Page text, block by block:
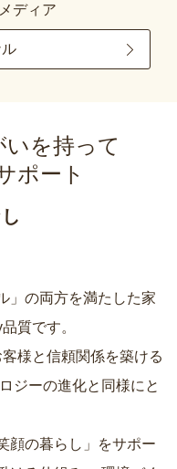
ディア
を持って
ポート
」の両方を満たした家
質です。
様と信頼関係を築ける
顔の暮らし」をサポー